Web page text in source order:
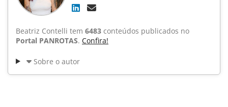
Beatriz Contelli tem 6483 conteúdos publicados no
Portal PANROTAS. Confira!
Sobre o autor